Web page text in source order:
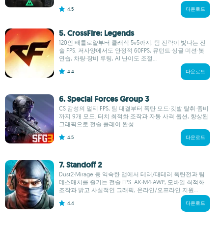
4.5 다운로드
5. CrossFire: Legends
120인 배틀로얄부터 클래식 5v5까지, 팀 전략이 빛나는 전
술 FPS. 저사양에서도 안정적 60FPS, 뮤턴트·싱글 미션·봇
연습, 차량·장비 루팅, AI 난이도 조절...
4.4 다운로드
6. Special Forces Group 3
CS 감성의 멀티 FPS, 팀 대결부터 폭탄 모드·깃발 탈취·좀비
까지 9개 모드. 터치 최적화 조작과 자동 사격 옵션, 향상된
그래픽으로 전술 플레이 완성...
4.5 다운로드
7. Standoff 2
Dust2·Mirage 등 익숙한 맵에서 테러/대테러 폭탄전과 팀
데스매치를 즐기는 전술 FPS. AK·M4·AWP, 모바일 최적화
조작과 밝고 사실적인 그래픽, 온라인/오프라인 지원...
4.4 다운로드